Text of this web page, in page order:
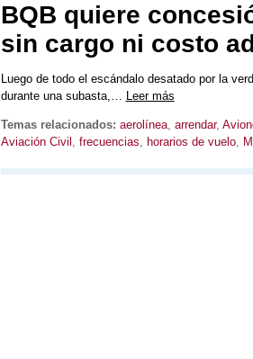
BQB quiere
sin cargo ni costo
Luego de todo el escándalo desatado por la
durante una subasta,… Leer más
Temas relacionados: aerolínea, arrendar,
Aviación Civil , frecuencias, horarios de vuelo,